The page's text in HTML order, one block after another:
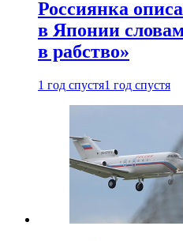
Россиянка
в Японии
в рабство»
1 год спустя1 год спустя